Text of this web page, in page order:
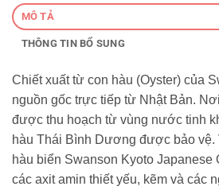
MÔ TẢ
THÔNG TIN BỔ SUNG
Chiết xuất từ con hàu (Oyster) của
nguồn gốc trực tiếp từ Nhật Bản.
được thu hoạch từ vùng nước tinh
hàu Thái Bình Dương được bảo vệ.
hàu biển Swanson Kyoto Japanese
các axit amin thiết yếu, kẽm và các